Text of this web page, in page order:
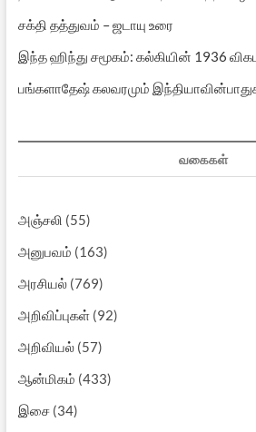
சக்தி தத்துவம் – ஜடாயு உரை
இந்த ஹிந்து சமூகம்: கல்கியின் 1936
பங்களாதேஷ் கலவரமும்
வகைகள்
அஞ்சலி (55)
அனுபவம் (163)
அரசியல்(769)
அறிவிப்புகள்(92)
அறிவியல்(57)
ஆன்மிகம் (433)
இசை(34)